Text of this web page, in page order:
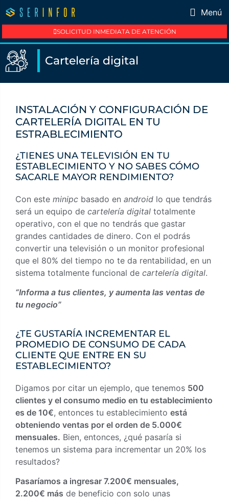
Menú
SOLICITUD INMEDIATA DE ATENCIÓN
Cartelería digital
INSTALACIÓN Y CONFIGURACIÓN DE
CARTELERÍA DIGITAL EN TU
ESTRABLECIMIENTO
¿TIENES UNA TELEVISIÓN EN TU
ESTABLECIMIENTO Y NO SABES CÓMO
SACARLE MAYOR RENDIMIENTO?
Con este minipc basado en android lo que tendrás
será un equipo de cartelería digital totalmente
operativo, con el que no tendrás que gastar
grandes cantidades de dinero. Con el podrás
convertir una televisión o un monitor profesional
que el 80% del tiempo no te da rentabilidad, en un
sistema totalmente funcional de cartelería digital.
“Informa a tus clientes, y aumenta las ventas de
tu negocio”
¿TE GUSTARÍA INCREMENTAR EL
PROMEDIO DE CONSUMO DE CADA
CLIENTE QUE ENTRE EN SU
ESTABLECIMIENTO?
Digamos por citar un ejemplo, que tenemos 500
clientes y el consumo medio en tu establecimiento
es de 10€, entonces tu establecimiento está
obteniendo ventas por el orden de 5.000€
mensuales. Bien, entonces, ¿qué pasaría si
tenemos un sistema para incrementar un 20% los
resultados?
Pasaríamos a ingresar 7.200€ mensuales,
2.200€ más de beneficio con solo unas